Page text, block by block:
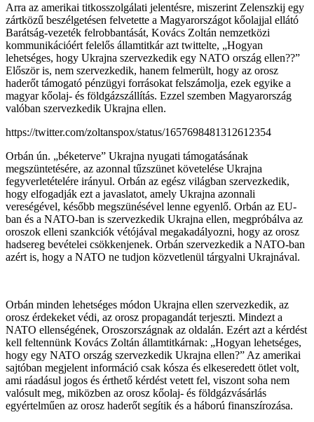
Arra az amerikai titkosszolgálati jelentésre, miszerint Zelenszkij egy
zártközű beszélgetésen felvetette a Magyarországot kőolajjal ellátó
Barátság-vezeték felrobbantását, Kovács Zoltán nemzetközi
kommunikációért felelős államtitkár azt twittelte, „Hogyan
lehetséges, hogy Ukrajna szervezkedik egy NATO ország ellen??”
Először is, nem szervezkedik, hanem felmerült, hogy az orosz
haderőt támogató pénzügyi forrásokat felszámolja, ezek egyike a
magyar kőolaj- és földgázszállítás. Ezzel szemben Magyarország
valóban szervezkedik Ukrajna ellen.
https://twitter.com/zoltanspox/status/1657698481312612354
Orbán ún. „béketerve” Ukrajna nyugati támogatásának
megszüntetésére, az azonnal tűzszünet követelése Ukrajna
fegyverletételére irányul. Orbán az egész világban szervezkedik,
hogy elfogadják ezt a javaslatot, amely Ukrajna azonnali
vereségével, később megszünésével lenne egyenlő. Orbán az EU-
ban és a NATO-ban is szervezkedik Ukrajna ellen, megpróbálva az
oroszok elleni szankciók vétójával megakadályozni, hogy az orosz
hadsereg bevételei csökkenjenek. Orbán szervezkedik a NATO-ban
azért is, hogy a NATO ne tudjon közvetlenül tárgyalni Ukrajnával.
Orbán minden lehetséges módon Ukrajna ellen szervezkedik, az
orosz érdekeket védi, az orosz propagandát terjeszti. Mindezt a
NATO ellenségének, Oroszországnak az oldalán. Ezért azt a kérdést
kell feltennünk Kovács Zoltán államtitkárnak: „Hogyan lehetséges,
hogy egy NATO ország szervezkedik Ukrajna ellen?” Az amerikai
sajtóban megjelent információ csak kósza és elkeseredett ötlet volt,
ami ráadásul jogos és érthető kérdést vetett fel, viszont soha nem
valósult meg, miközben az orosz kőolaj- és földgázvásárlás
egyértelműen az orosz haderőt segítik és a háború finanszírozása.